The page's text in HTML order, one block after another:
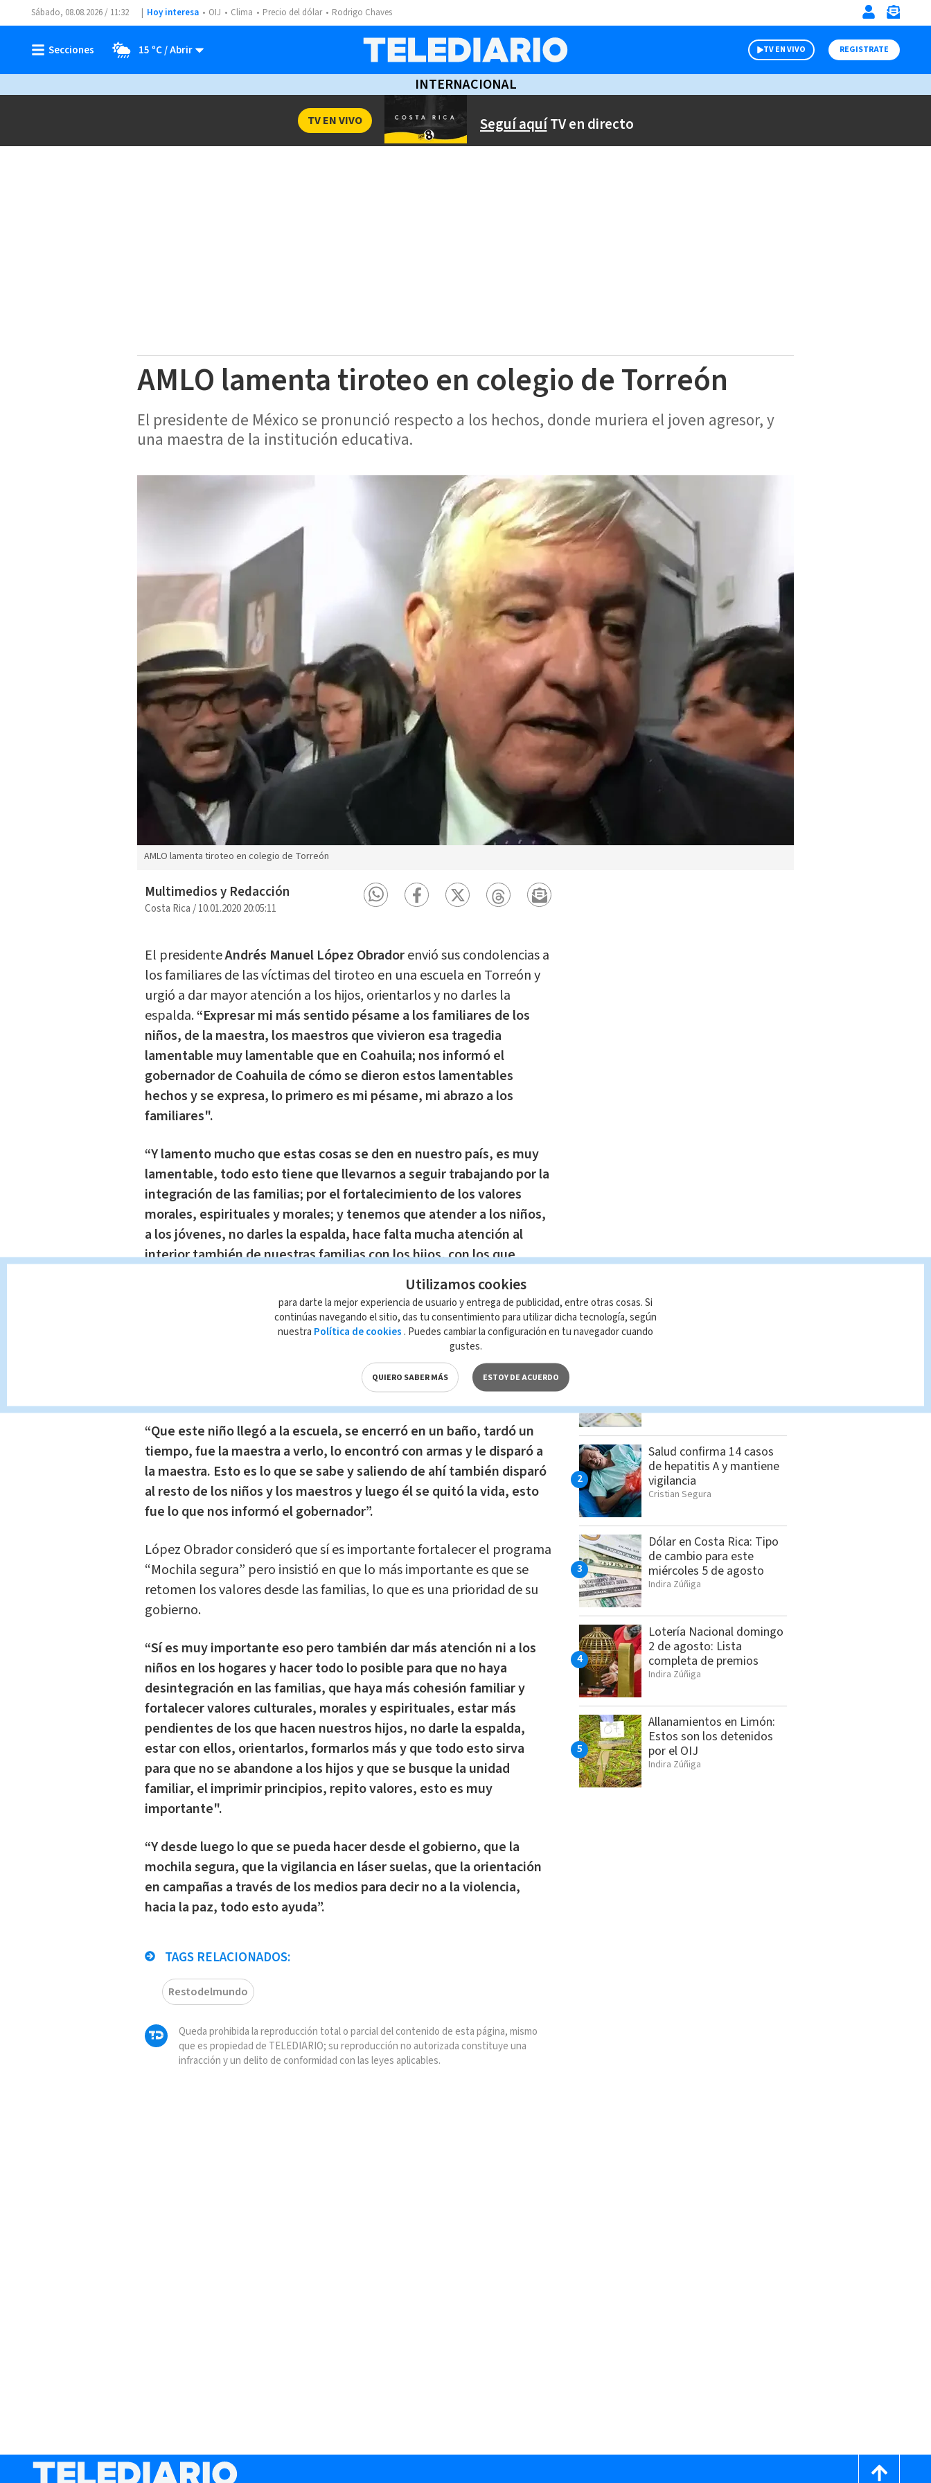
Sábado, 08.08.2026 / 11:32 Hoy interesa OIJ Clima Precio del dólar Rodrigo Chaves
15 ºC TV EN VIVO REGISTRATE
INTERNACIONAL
Seguí aquíTV en directo
TV EN VIVO
AMLO lamenta tiroteo en colegio de Torreón
El presidente de México se pronunció respecto a los hechos, donde muriera el joven agresor, y
una maestra de la institución educativa.
AMLO lamenta tiroteo en colegio de Torreón
Multimedios y Redacción
Costa Rica/10.01.2020 20:05:11
El presidenteAndrés Manuel López Obradorenvió sus condolencias a
los familiares de las víctimas del tiroteo en una escuela en Torreón y
urgió a dar mayor atención a los hijos, orientarlos y no darles la
espalda.“Expresar mi más sentido pésame a los familiares de los
niños, de la maestra, los maestros que vivieron esa tragedia
lamentable muy lamentable que en Coahuila; nos informó el
gobernador de Coahuila de cómo se dieron estos lamentables
hechos y se expresa, lo primero es mi pésame, mi abrazo a los
familiares".
“Y lamento mucho que estas cosas se den en nuestro país, es muy
lamentable, todo esto tiene que llevarnos a seguir trabajando por la
integración de las familias; por el fortalecimiento de los valores
morales, espirituales y morales; y tenemos que atender a los niños,
a los jóvenes, no darles la espalda, hace falta mucha atención al
interior también de nuestras familias con los hijos, con los que
requieren de atención, de orientación para que estas cosas no
Desde Ciudad Juárez, el Presidente informó que se comunicó con el
gobernador de Coahuila, Miguel Riquelme quien le narró cómo se
dieron los hechos de acuerdo a la información que se tiene hasta el
“Que este niño llegó a la escuela, se encerró en un baño, tardó un
tiempo, fue la maestra a verlo, lo encontró con armas y le disparó a
la maestra. Esto es lo que se sabe y saliendo de ahí también disparó
al resto de los niños y los maestros y luego él se quitó la vida, esto
fue lo que nos informó el gobernador”.
López Obrador consideró que sí es importante fortalecer el programa
“Mochila segura” pero insistió en que lo más importante es que se
retomen los valores desde las familias, lo que es una prioridad de su
gobierno.
“Sí es muy importante eso pero también dar más atención ni a los
niños en los hogares y hacer todo lo posible para que no haya
desintegración en las familias, que haya más cohesión familiar y
fortalecer valores culturales, morales y espirituales, estar más
pendientes de los que hacen nuestros hijos, no darle la espalda,
estar con ellos, orientarlos, formarlos más y que todo esto sirva
para que no se abandone a los hijos y que se busque la unidad
familiar, el imprimir principios, repito valores, esto es muy
importante".
“Y desde luego lo que se pueda hacer desde el gobierno, que la
mochila segura, que la vigilancia en láser suelas, que la orientación
en campañas a través de los medios para decir no a la violencia,
hacia la paz, todo esto ayuda”.
TAGS RELACIONADOS:
Restodelmundo
Queda prohibida la reproducción total o parcial del contenido de esta página, mismo
que es propiedad de TELEDIARIO; su reproducción no autorizada constituye una
infracción y un delito de conformidad con las leyes aplicables.
LO MÁS BUSCADO
Indira Zúñiga
Salud confirma 14 casos
de hepatitis A y mantiene
vigilancia
Cristian Segura
Dólar en Costa Rica: Tipo
de cambio para este
miércoles 5 de agosto
Indira Zúñiga
Lotería Nacional domingo
2 de agosto: Lista
completa de premios
Indira Zúñiga
Allanamientos en Limón:
Estos son los detenidos
por el OIJ
Indira Zúñiga
Utilizamos cookies
para darte la mejor experiencia de usuario y entrega de publicidad, entre otras cosas. Si
continúas navegando el sitio, das tu consentimiento para utilizar dicha tecnología, según
nuestra Política de cookies . Puedes cambiar la configuración en tu navegador cuando
gustes.
QUIERO SABER MÁS ESTOY DE ACUERDO